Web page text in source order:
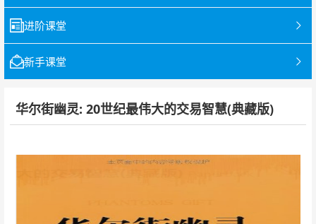
进阶课堂
新手课堂
华尔街幽灵: 20世纪最伟大的交易智慧(典藏版)